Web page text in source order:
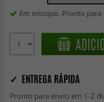
Em estoque. Pronto
✓ ENTREGA RÁPIDA
Pronto para envio em 1-2